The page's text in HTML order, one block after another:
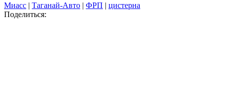
Миасс | Таганай-Авто | ФРП | цистерна
Поделиться: